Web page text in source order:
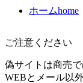
ホームhome
ご注意ください
偽サイトは商売
WEBとメール以